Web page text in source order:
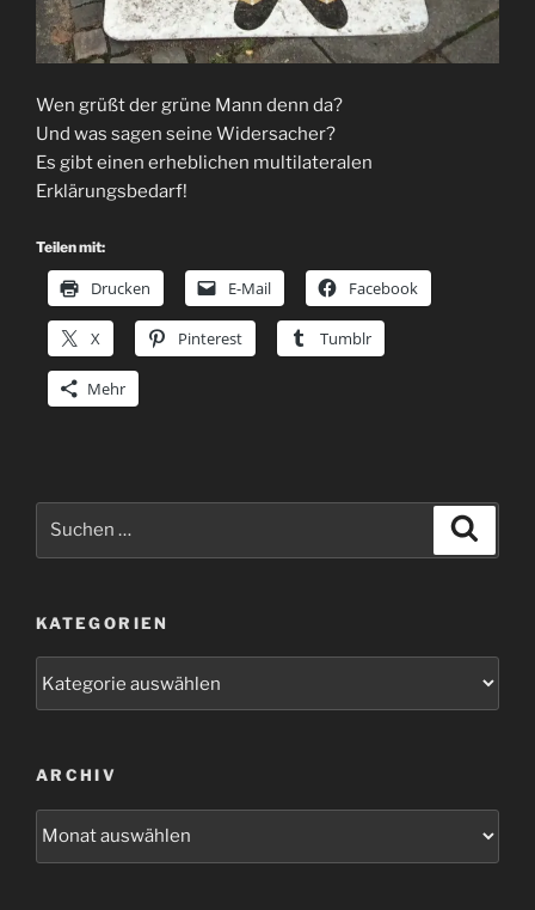
Wen grüßt der grüne Mann denn da?
Und was sagen seine Widersacher?
Es gibt einen erheblichen multilateralen
Erklärungsbedarf!
Teilen mit:
Drucken E-Mail Facebook
X Pinterest Tumblr
Mehr
KATEGORIEN
ARCHIV